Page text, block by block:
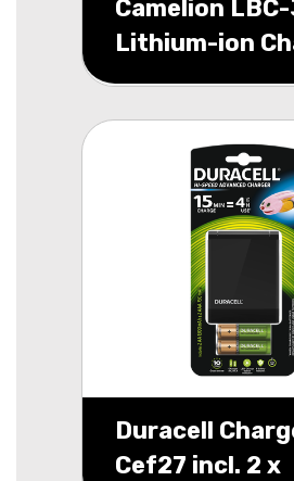
Camelion
Lithium-ion
for 1-2 18650
batteries
Duracell
Cef27 incl. 2 x